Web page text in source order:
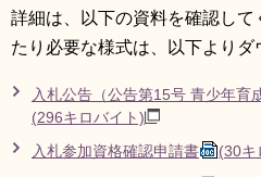
詳細は、以下の資料を確認し
たり必要な様式は、以下よりダ
入札公告（公告第15号 青少年育
(296キロバイト)
入札参加資格確認申請書 (30キ